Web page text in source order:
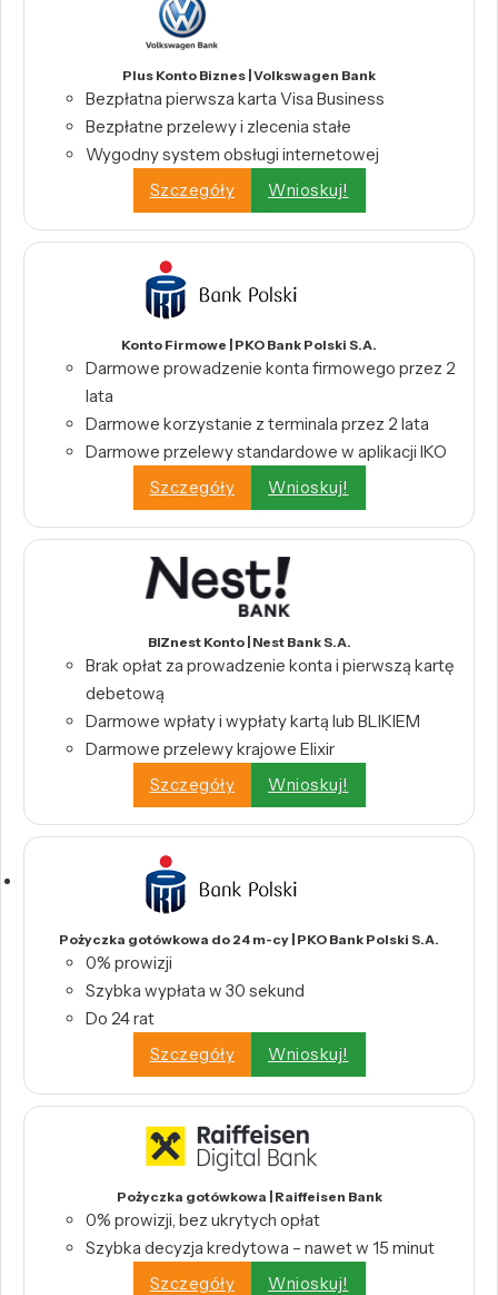
Plus Konto Biznes | Volkswagen Bank
Bezpłatna pierwsza karta Visa Business
Bezpłatne przelewy i zlecenia stałe
Wygodny system obsługi internetowej
Szczegóły
Wnioskuj!
Konto Firmowe | PKO Bank Polski S.A.
Darmowe prowadzenie konta firmowego przez 2
lata
Darmowe korzystanie z terminala przez 2 lata
Darmowe przelewy standardowe w aplikacji IKO
Szczegóły
Wnioskuj!
BIZnest Konto | Nest Bank S.A.
Brak opłat za prowadzenie konta i pierwszą kartę
debetową
Darmowe wpłaty i wypłaty kartą lub BLIKIEM
Darmowe przelewy krajowe Elixir
Szczegóły
Wnioskuj!
Pożyczka gotówkowa do 24 m-cy | PKO Bank Polski S.A.
0% prowizji
Szybka wypłata w 30 sekund
Do 24 rat
Szczegóły
Wnioskuj!
Pożyczka gotówkowa | Raiffeisen Bank
0% prowizji, bez ukrytych opłat
Szybka decyzja kredytowa – nawet w 15 minut
Szczegóły
Wnioskuj!